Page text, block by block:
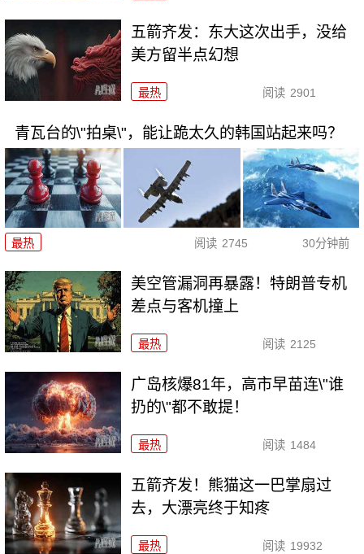
五箭齐发：东大这次出手，没给
美方留半点幻想
最热 阅读 2901
青瓦台的\"拍桌\"，能让跪太久的韩国站起来吗？
最热 阅读 2745 30分钟前
美空管漏洞再暴露！特朗普专机
差点与客机撞上
最热 阅读 2125
广岛核爆81年，高市早苗连\"谁
扔的\"都不敢提！
最热 阅读 1484
五箭齐发！熊猫这一巴掌扇过
去，大漂亮终于知疼
最热 阅读 19932